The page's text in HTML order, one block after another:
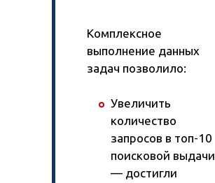
Комплексное
выполнение данных
задач позволило:
Увеличить
количество
запросов в топ-10
поисковой выдачи
— достигли